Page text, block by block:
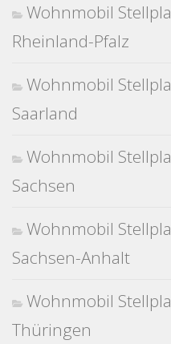
Wohnmobil
Rheinland-Pfalz
Wohnmobil
Saarland
Wohnmobil
Sachsen
Wohnmobil
Sachsen-Anhalt
Wohnmobil
Thüringen